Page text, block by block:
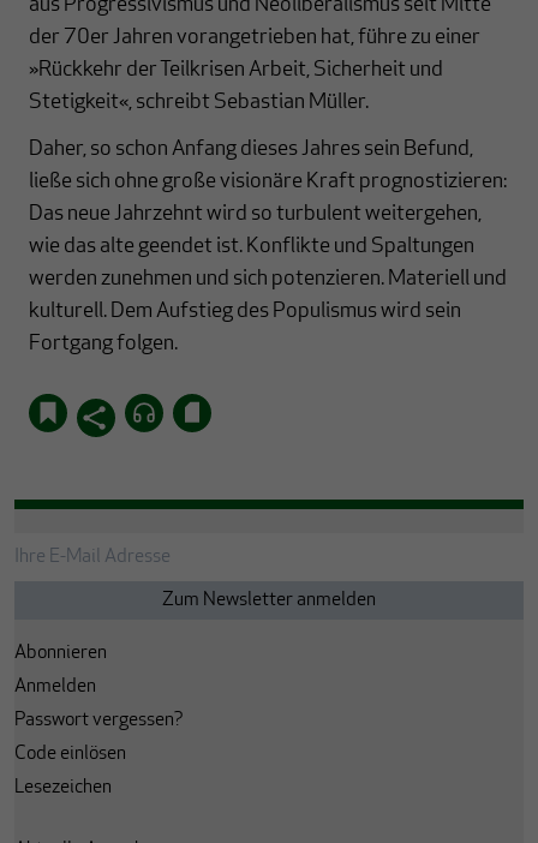
aus Progressivismus und Neoliberalismus seit Mitte
der 70er Jahren vorangetrieben hat, führe zu einer
»Rückkehr der Teilkrisen Arbeit, Sicherheit und
Stetigkeit«, schreibt Sebastian Müller.
Daher, so schon Anfang dieses Jahres sein Befund,
ließe sich ohne große visionäre Kraft prognostizieren:
Das neue Jahrzehnt wird so turbulent weitergehen,
wie das alte geendet ist. Konflikte und Spaltungen
werden zunehmen und sich potenzieren. Materiell und
kulturell. Dem Aufstieg des Populismus wird sein
Fortgang folgen.
Abonnieren
Anmelden
Passwort vergessen?
Code einlösen
Lesezeichen